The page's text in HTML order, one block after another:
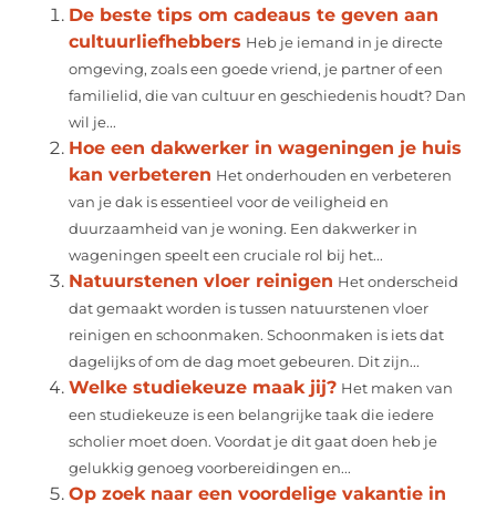
De beste tips om cadeaus te geven aan
cultuurliefhebbers Heb je iemand in je directe
omgeving, zoals een goede vriend, je partner of een
familielid, die van cultuur en geschiedenis houdt? Dan
wil je...
Hoe een dakwerker in wageningen je huis
kan verbeteren Het onderhouden en verbeteren
van je dak is essentieel voor de veiligheid en
duurzaamheid van je woning. Een dakwerker in
wageningen speelt een cruciale rol bij het...
Natuurstenen vloer reinigen Het onderscheid
dat gemaakt worden is tussen natuurstenen vloer
reinigen en schoonmaken. Schoonmaken is iets dat
dagelijks of om de dag moet gebeuren. Dit zijn...
Welke studiekeuze maak jij? Het maken van
een studiekeuze is een belangrijke taak die iedere
scholier moet doen. Voordat je dit gaat doen heb je
gelukkig genoeg voorbereidingen en...
Op zoek naar een voordelige vakantie in